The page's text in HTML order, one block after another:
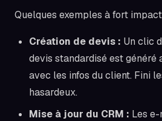
Quelques exemples à fort
Création de devis : Un clic
devis standardisé est généré
avec les infos du client. Fini
hasardeux.
Mise à jour du CRM : Les